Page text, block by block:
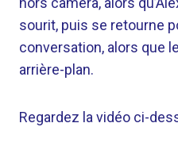
sourit, puis se retourne
conversation, alors que
arrière-plan.
Regardez la vidéo ci-